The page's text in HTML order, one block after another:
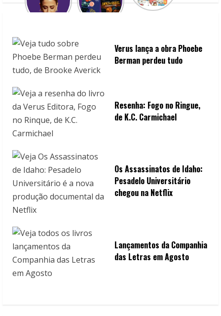
n
g
Verus lança a obra Phoebe
Berman perdeu tudo
Resenha: Fogo no Ringue,
de K.C. Carmichael
Os Assassinatos de Idaho:
Pesadelo Universitário
chegou na Netflix
Lançamentos da Companhia
das Letras em Agosto